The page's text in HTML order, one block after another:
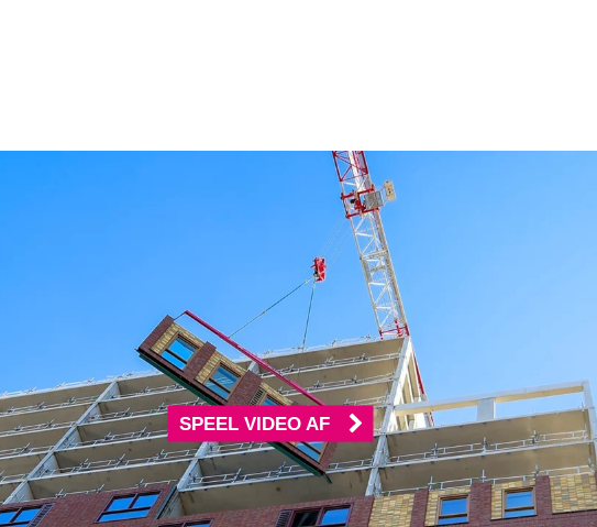
SPEEL VIDEO AF